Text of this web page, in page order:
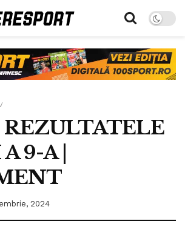
REZULTATELE
9-A |
2024